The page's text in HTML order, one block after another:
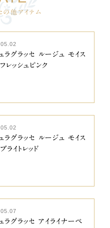
の他アイテム
ラグラッセ ルージュ モイス
レッシュピンク
ラグラッセ ルージュ モイス
ライトレッド
ラグラッセ アイライナーペ